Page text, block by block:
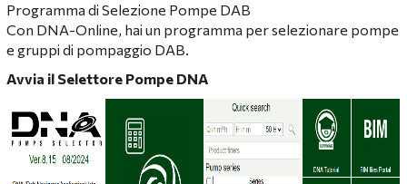
Programma di Selezione Pompe DAB
Con DNA-Online, hai un programma per selezionare pompe
e gruppi di pompaggio DAB.
Avvia il Selettore Pompe DNA